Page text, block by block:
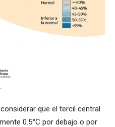
que el tercil central
0.5°C por debajo o por